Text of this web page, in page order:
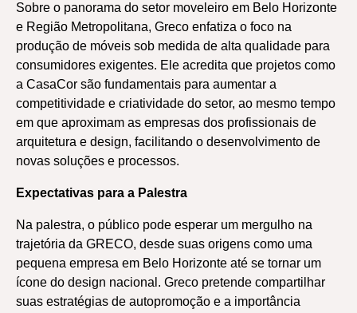
Sobre o panorama do setor moveleiro em Belo Horizonte
e Região Metropolitana, Greco enfatiza o foco na
produção de móveis sob medida de alta qualidade para
consumidores exigentes. Ele acredita que projetos como
a CasaCor são fundamentais para aumentar a
competitividade e criatividade do setor, ao mesmo tempo
em que aproximam as empresas dos profissionais de
arquitetura e design, facilitando o desenvolvimento de
novas soluções e processos.
Expectativas para a Palestra
Na palestra, o público pode esperar um mergulho na
trajetória da GRECO, desde suas origens como uma
pequena empresa em Belo Horizonte até se tornar um
ícone do design nacional. Greco pretende compartilhar
suas estratégias de autopromoção e a importância